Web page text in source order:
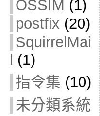
OSSIM (1)
postfix (20)
SquirrelMai
(1)
指令集 (10)
未分類系統